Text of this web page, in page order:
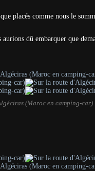
placés comme nous le
dû embarquer que
(Maroc en camping-car)